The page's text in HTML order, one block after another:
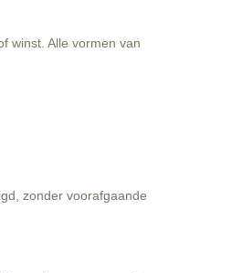
winst. Alle vormen van
zonder voorafgaande